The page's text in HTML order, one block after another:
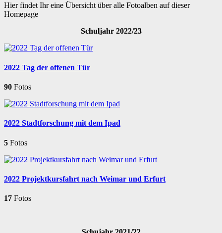
Hier findet Ihr eine Übersicht über alle Fotoalben auf dieser
Homepage
Schuljahr 2022/23
2022 Tag der offenen Tür
90 Fotos
2022 Stadtforschung mit dem Ipad
5 Fotos
2022 Projektkursfahrt nach Weimar und Erfurt
17 Fotos